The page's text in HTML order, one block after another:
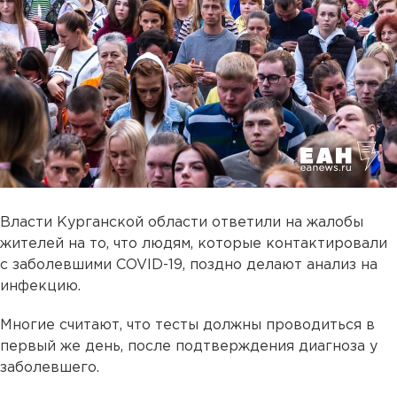
Власти Курганской области ответили на жалобы
жителей на то, что людям, которые контактировали
с заболевшими COVID-19, поздно делают анализ на
инфекцию.
Многие считают, что тесты должны проводиться в
первый же день, после подтверждения диагноза у
заболевшего.